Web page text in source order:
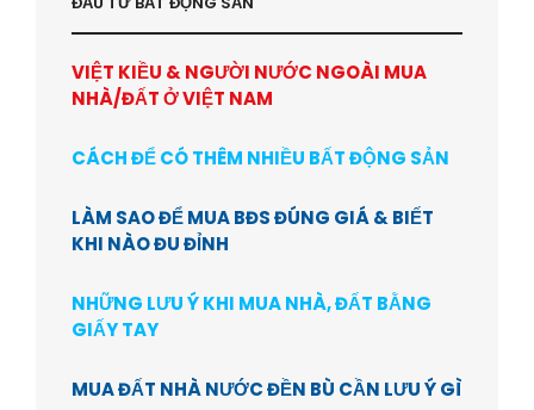
VIỆT KIỀU & NGƯỜI NƯỚC NGOÀI MUA
NHÀ/ĐẤT Ở VIỆT NAM
CÁCH ĐỂ CÓ THÊM NHIỀU BẤT ĐỘNG SẢN
LÀM SAO ĐỂ MUA BĐS ĐÚNG GIÁ & BIẾT
KHI NÀO ĐU ĐỈNH
NHỮNG LƯU Ý KHI MUA NHÀ, ĐẤT BẰNG
GIẤY TAY
MUA ĐẤT NHÀ NƯỚC ĐỀN BÙ CẦN LƯU Ý GÌ